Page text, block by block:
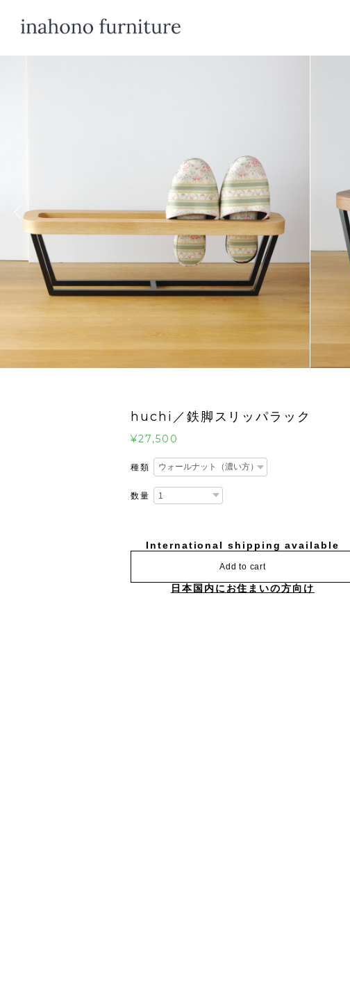
huchi／鉄脚スリッパラック
¥27,500
種類
数量
International shipping available
Add to cart
日本国内にお住まいの方向け